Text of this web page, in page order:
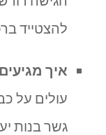
להצטייד
איך
גשר בנות